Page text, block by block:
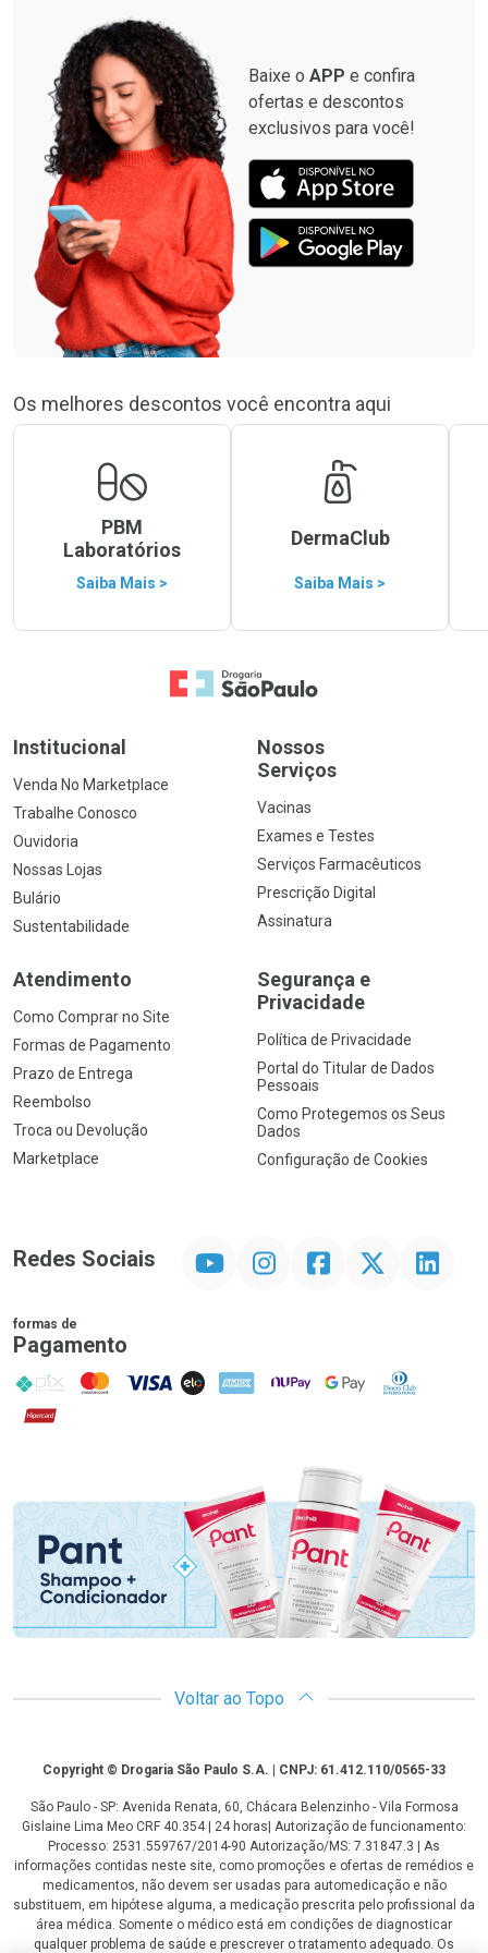
Baixe o APP e confira
ofertas e descontos
exclusivos para você!
Os melhores descontos você encontra aqui
PBM
Laboratórios
Saiba Mais >
DermaClub
Saiba Mais >
Ir para a Home
Institucional
Venda No Marketplace
Trabalhe Conosco
Ouvidoria
Nossas Lojas
Bulário
Sustentabilidade
Nossos
Serviços
Vacinas
Exames e Testes
Serviços Farmacêuticos
Prescrição Digital
Assinatura
Atendimento
Como Comprar no Site
Formas de Pagamento
Prazo de Entrega
Reembolso
Troca ou Devolução
Marketplace
Segurança e
Privacidade
Política de Privacidade
Portal do Titular de Dados
Pessoais
Como Protegemos os Seus
Dados
Configuração de Cookies
Redes Sociais InstagramFacebookTwitter Linkedin
formas de
Pagamento
PIX MasterCard
VISA ELO AMEX NuPay Google PayDiners Club
Hipercard
Promoção em Destaque
Voltar ao Topo
CopyrightCopyright © Drogaria São Paulo S.A. | CNPJ: 61.412.110/0565-33
São Paulo - SP: Avenida Renata, 60, Chácara Belenzinho - Vila Formosa
Gislaine Lima Meo CRF 40.354 | 24 horas| Autorização de funcionamento:
Processo: 2531.559767/2014-90 Autorização/MS: 7.31847.3 | As
informações contidas neste site, como promoções e ofertas de remédios e
medicamentos, não devem ser usadas para automedicação e não
substituem, em hipótese alguma, a medicação prescrita pelo profissional da
área médica. Somente o médico está em condições de diagnosticar
qualquer problema de saúde e prescrever o tratamento adequado. Os